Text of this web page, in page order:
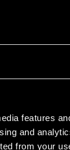
features
and
from your